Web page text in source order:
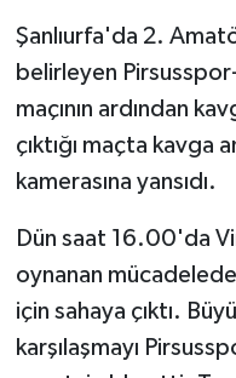
Şanlıurfa'da 2.
belirleyen
maçının ardından
çıktığı maçta kavga
kamerasına yansıdı.
Dün saat 16.00'da
oynanan
için sahaya çıktı.
karşılaşmayı
Gayrimenkul
GENEL
GÜNDEM
HABERDE İNSAN